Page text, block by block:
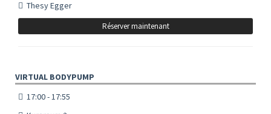
Thesy Egger
Réserver maintenant
VIRTUAL BODYPUMP
17:00 - 17:55